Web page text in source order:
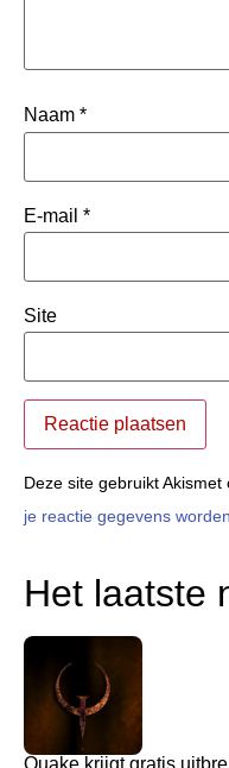
Naam *
E-mail *
Site
Deze site gebruikt
je reactie gegevens
Het laatste
Quake krijgt gratis